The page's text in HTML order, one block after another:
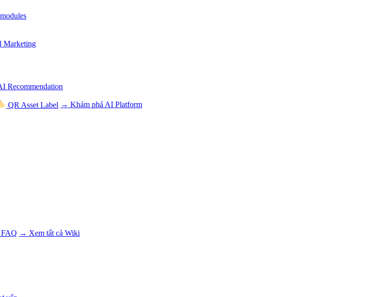
Marketing
Recommendation
QR Asset Label → Khám phá AI Platform
FAQ → Xem tất cả Wiki